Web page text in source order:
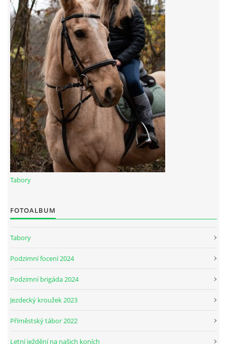
Tabory
FOTOALBUM
Tabory
Podzimní focení 2024
Podzimní brigáda 2024
Jezdecký kroužek 2023
Příměstský tábor 2022
Letní ježdění na našich koních